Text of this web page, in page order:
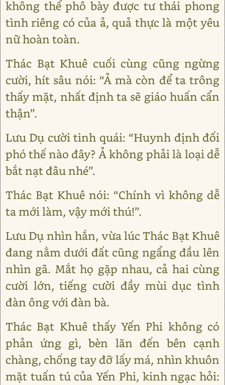
không thể phô bày được tư thái phong
tình riêng có của ả, quả thực là một yêu
nữ hoàn toàn.
Thác Bạt Khuê cuối cùng cũng ngừng
cười, hít sâu nói: “Ả mà còn để ta trông
thấy mặt, nhất định ta sẽ giáo huấn cẩn
thận”.
Lưu Dụ cười tinh quái: “Huynh định đối
phó thế nào đây? Ả không phải là loại dễ
bắt nạt đâu nhé”.
Thác Bạt Khuê nói: “Chính vì không dễ
ta mới làm, vậy mới thú!”.
Lưu Dụ nhìn hắn, vừa lúc Thác Bạt Khuê
đang nằm dưới đất cũng ngẩng đầu lên
nhìn gã. Mắt họ gặp nhau, cả hai cùng
cười lớn, tiếng cười đầy mùi dục tình
đàn ông với đàn bà.
Thác Bạt Khuê thấy Yến Phi không có
phản ứng gì, bèn lăn đến bên cạnh
chàng, chống tay đỡ lấy má, nhìn khuôn
mặt tuấn tú của Yến Phi, kinh ngạc hỏi: